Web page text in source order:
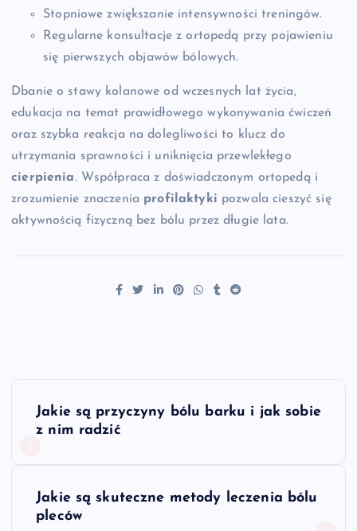
Stopniowe zwiększanie intensywności treningów.
Regularne konsultacje z ortopedą przy pojawieniu
się pierwszych objawów bólowych.
Dbanie o stawy kolanowe od wczesnych lat życia,
edukacja na temat prawidłowego wykonywania ćwiczeń
oraz szybka reakcja na dolegliwości to klucz do
utrzymania sprawności i uniknięcia przewlekłego
cierpienia. Współpraca z doświadczonym ortopedą i
zrozumienie znaczenia profilaktyki pozwala cieszyć się
aktywnością fizyczną bez bólu przez długie lata.
NJakie są przyczyny bólu barku i jak sobie
z nim radzić
Jakie są skuteczne metody leczenia bólu
pleców